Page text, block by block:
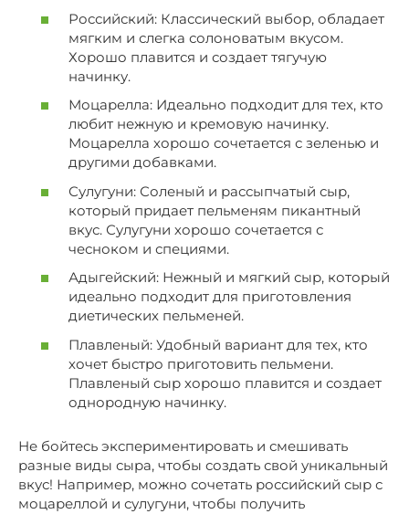
Российский: Классический выбор, обладает
мягким и слегка солоноватым вкусом.
Хорошо плавится и создает тягучую
начинку.
Моцарелла: Идеально подходит для тех, кто
любит нежную и кремовую начинку.
Моцарелла хорошо сочетается с зеленью и
другими добавками.
Сулугуни: Соленый и рассыпчатый сыр,
который придает пельменям пикантный
вкус. Сулугуни хорошо сочетается с
чесноком и специями.
Адыгейский: Нежный и мягкий сыр, который
идеально подходит для приготовления
диетических пельменей.
Плавленый: Удобный вариант для тех, кто
хочет быстро приготовить пельмени.
Плавленый сыр хорошо плавится и создает
однородную начинку.
Не бойтесь экспериментировать и смешивать
разные виды сыра, чтобы создать свой уникальный
вкус! Например, можно сочетать российский сыр с
моцареллой и сулугуни, чтобы получить